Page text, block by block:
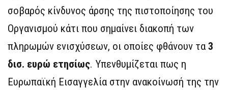
σοβαρός κίνδυνος άρσης της πιστοποίησης του
Οργανισμού κάτι που σημαίνει διακοπή των
πληρωμών ενισχύσεων, οι οποίες φθάνουν τα 3
δισ. ευρώ ετησίως. Υπενθυμίζεται πως η
Ευρωπαϊκή Εισαγγελία στην ανακοίνωσή της την